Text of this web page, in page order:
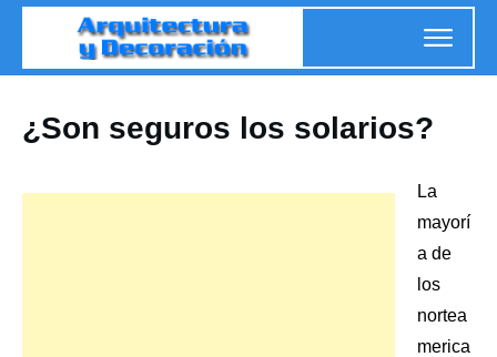
¿Son seguros los solarios?
La
mayorí
a de
los
nortea
merica